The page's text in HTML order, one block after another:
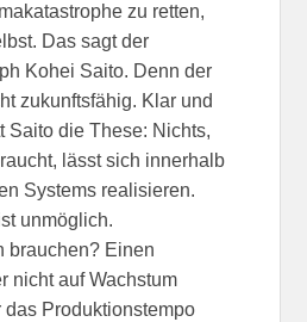
zu retten,
Das sagt der
Kohei Saito. Denn der
zukunftsfähig. Klar und
Saito die These: Nichts,
lässt sich innerhalb
Systems realisieren.
unmöglich.
brauchen? Einen
nicht auf Wachstum
das Produktionstempo